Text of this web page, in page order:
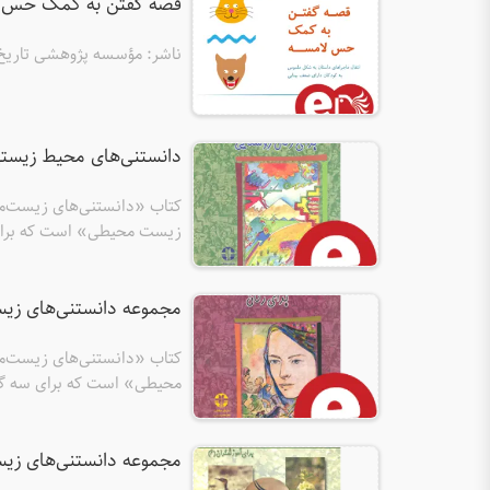
ناشر: مؤسسه پژوهشی
دانستنی‌های محیط
کتاب «دانستنی‌های
زیست محیطی» است که
کتاب‌های این مجموعه
دولت، مردم و جامعه علمی
مجموعه دانستنی‌های
کتاب «دانستنی‌های
محیطی» است که برای سه
مجموعه شامل
مجموعه دانستنی‌های